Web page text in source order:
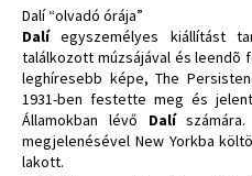
Dalí “olvadó órája”
Dalíegyszemélyes kiállítást
találkozott múzsájával és leendõ
leghíresebb képe, The
1931-ben festette meg és
Államokban lévő Dalí
megjelenésével New Yorkba
lakott.